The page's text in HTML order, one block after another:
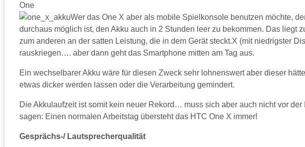
One
Wer das One X aber als mobile Spielkonsole benutzen möchte,
durchaus möglich ist, den Akku auch in 2 Stunden leer zu bekommen. Das liegt
zum anderen an der satten Leistung, die in dem Gerät steckt.X (mit niedrigster
rauskriegen…. aber dann geht das Smartphone mitten am Tag aus.
Ein wechselbarer Akku wäre für diesen Zweck sehr lohnenswert aber dieser
etwas dicker werden lassen oder die Verarbeitung gemindert.
Die Akkulaufzeit ist somit kein neuer Rekord… muss sich aber auch nicht vor
sagen: Einen normalen Arbeitstag übersteht das HTC One X immer!
Gesprächs-/ Lautsprecherqualität